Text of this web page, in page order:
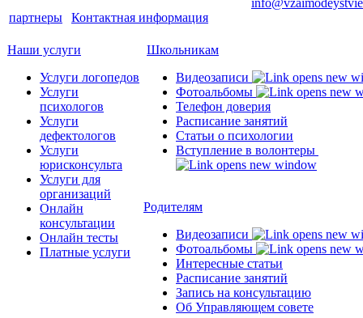
партнеры
Контактная информация
Наши услуги
Услуги логопедов
Услуги
психологов
Услуги
дефектологов
Услуги
юрисконсульта
Услуги для
организаций
Онлайн
консультации
Онлайн тесты
Платные услуги
Школьникам
Видеозаписи
Фотоальбомы
Телефон доверия
Расписание занятий
Статьи о психологии
Вступление в волонтеры
Родителям
Видеозаписи
Фотоальбомы
Интересные статьи
Расписание занятий
Запись на консультацию
Об Управляющем совете